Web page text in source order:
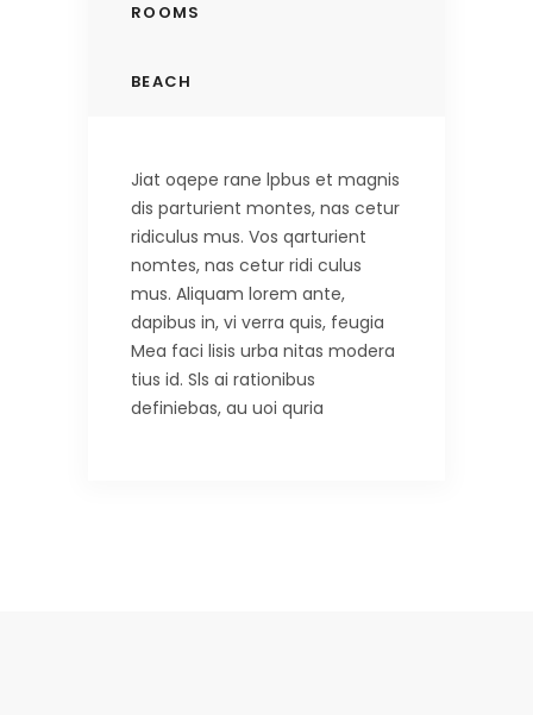
ROOMS
BEACH
Jiat oqepe rane lpbus et magnis
dis parturient montes, nas cetur
ridiculus mus. Vos qarturient
nomtes, nas cetur ridi culus
mus. Aliquam lorem ante,
dapibus in, vi verra quis, feugia
Mea faci lisis urba nitas modera
tius id. Sls ai rationibus
definiebas, au uoi quria